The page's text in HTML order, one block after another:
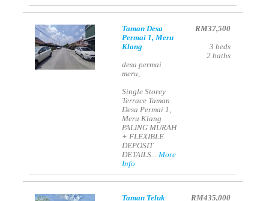
Taman Desa
Permai 1, Meru
Klang
desa permai
meru,
Single Storey
Terrace Taman
Desa Permai 1,
Meru Klang
PALING MURAH
+ FLEXIBLE
DEPOSIT
DETAILS...More
Info
RM37,500
3 beds
2 baths
Taman Teluk
RM435,000